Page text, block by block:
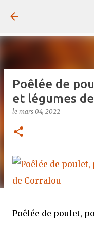
Poêlée de
et légumes
le mars 04, 2022
Poêlée de poulet,